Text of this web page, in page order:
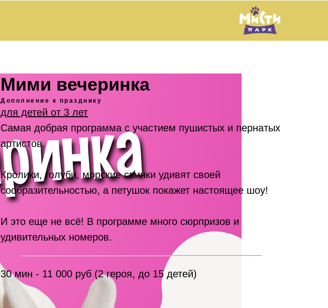
Мими вечеринка
Дополнение к празднику
для детей от 3 лет
Самая добрая программа с участием пушистых и пернатых
артистов.
Кролики, голуби, морские свинки удивят своей
сообразительностью, а петушок покажет настоящее шоу!
И это еще не всё! В программе много сюрпризов и
удивительных номеров.
30 мин - 11 000 руб (2 героя, до 15 детей)